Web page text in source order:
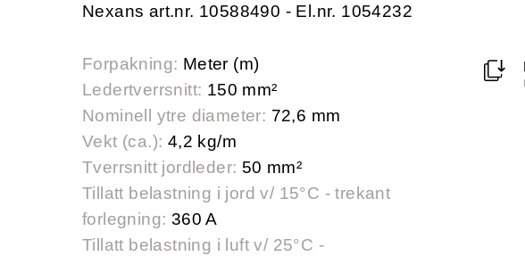
Nexans art.nr. 10588490 - El.nr. 1054232
Forpakning: Meter (m)
Ledertverrsnitt: 150 mm²
Nominell ytre diameter: 72,6 mm
Vekt (ca.): 4,2 kg/m
Tverrsnitt jordleder: 50 mm²
Tillatt belastning i jord v/ 15°C - trekant
forlegning: 360 A
Tillatt belastning i luft v/ 25°C -